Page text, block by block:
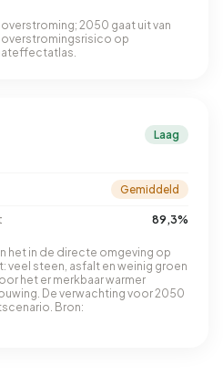
2050 gaat uit van
overstromingsrisico op
Laag
Gemiddeld
89,3%
het in de directe omgeving op
veel steen, asfalt en weinig groen
het er merkbaar warmer
De verwachting voor 2050
Bron: